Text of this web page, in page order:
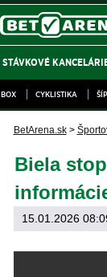
STÁVKOVÉ
BOX CYKLISTIKA
BetArena.sk >
Biela
15.01.2026